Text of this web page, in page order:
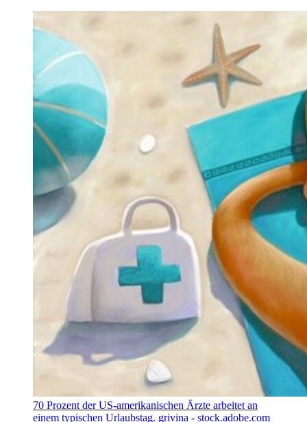
70 Prozent der US-amerikanischen Ärzte arbeitet an
einem typischen Urlaubstag. grivina - stock.adobe.com